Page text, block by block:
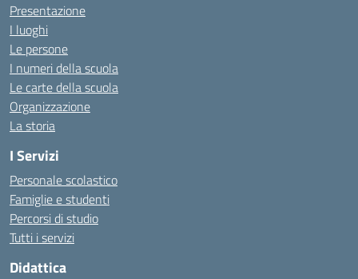
Presentazione
I luoghi
Le persone
I numeri della scuola
Le carte della scuola
Organizzazione
La storia
I Servizi
Personale scolastico
Famiglie e studenti
Percorsi di studio
Tutti i servizi
Didattica